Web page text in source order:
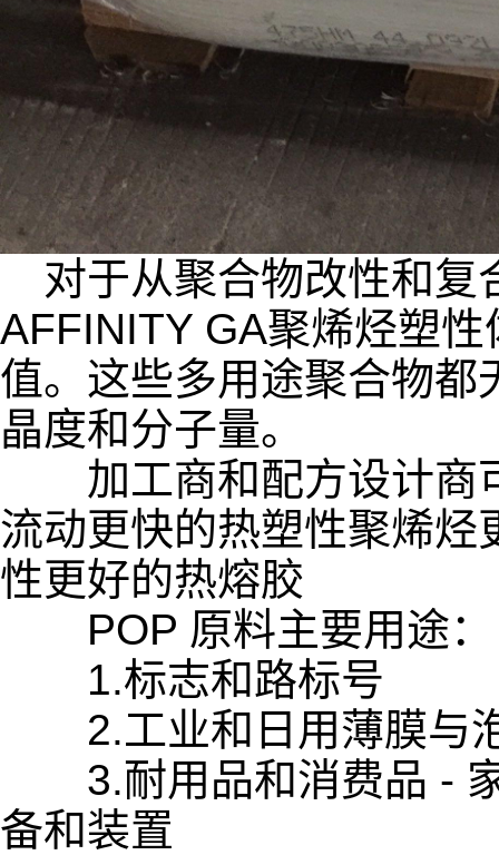
对于从聚合物改性和复
AFFINITY GA聚烯烃塑
值。这些多用途聚合物
晶度和分子量。
加工商和配方设计商
流动更快的热塑性聚烯烃
性更好的热熔胶
POP 原料主要用途：
1.标志和路标号
2.工业和日用薄膜与泡
3.耐用品和消费品 - 家
备和装置